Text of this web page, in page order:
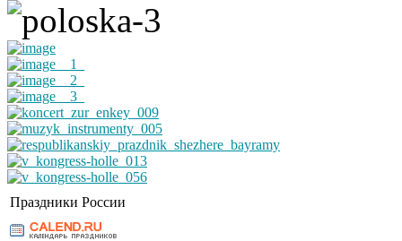
Праздники России